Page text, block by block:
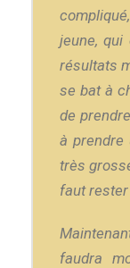
jeune, qui
résultats
se bat à
de
à prendre
très
faut
faudra